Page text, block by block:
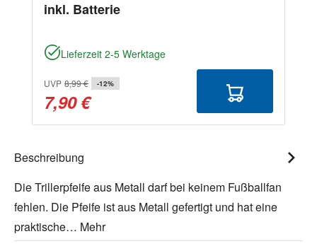
inkl. Batterie
Lieferzeit 2-5 Werktage
UVP 8,99 € -12%
7,90 €
Beschreibung
Die Trillerpfeife aus Metall darf bei keinem Fußballfan
fehlen. Die Pfeife ist aus Metall gefertigt und hat eine
praktische… Mehr